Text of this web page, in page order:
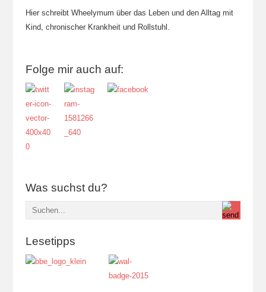
Hier schreibt Wheelymum über das Leben und den Alltag mit
Kind, chronischer Krankheit und Rollstuhl.
Folge mir auch auf:
Was suchst du?
Lesetipps